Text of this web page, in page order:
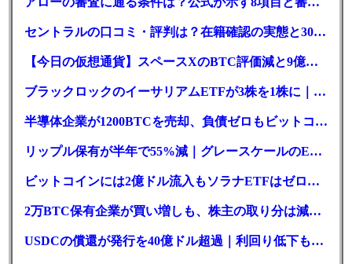
セントラルの口コミ・評判は？在籍確認の実態と30日金利0円の落とし穴
【今日の仮想通貨】スペースXのBTC評価減と9億株の解禁。208億円相当のBTCが盗難
ブラックロックのイーサリアムETFが3株を1株に｜年初来37%安
半導体企業が1200BTCを売却、負債ゼロもビットコイン戦略は後退
リップル保有が半年で55%減｜グレースケールのETF、純資産1.6億ドル減
ビットコインには2億ドル流入もソラナETFはゼロ｜5営業日連続で停止
2万BTC保有企業が買い増しも、株主の取り分は減少｜目標と逆行
USDCの償還が発行を40億ドル超過｜利回り低下も収益は増加